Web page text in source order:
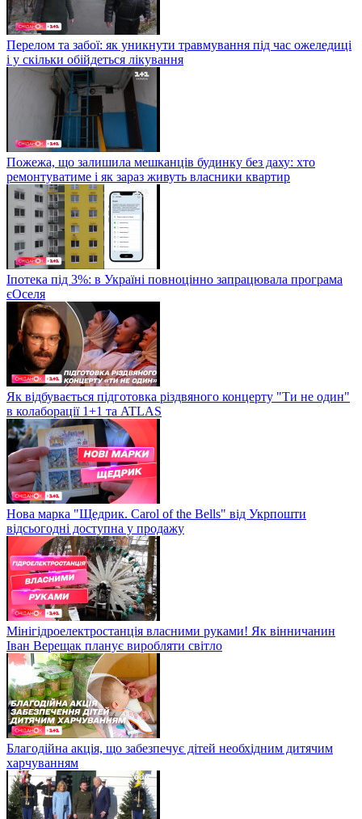
Перелом та забої: як уникнути травмування під час ожеледиці
і у скільки обійдеться лікування
Пожежа, що залишила мешканців будинку без даху: хто
ремонтуватиме і як зараз живуть власники квартир
Іпотека під 3%: в Україні повноцінно запрацювала програма
єОселя
Як відбувається підготовка різдвяного концерту "Ти не один"
в колаборації 1+1 та ATLAS
Нова марка "Щедрик. Carol of the Bells" від Укрпошти
відсьогодні доступна у продажу
Мінігідроелектростанція власними руками! Як вінничанин
Іван Верещак планує виробляти світло
Благодійна акція, що забезпечує дітей необхідним дитячим
харчуванням